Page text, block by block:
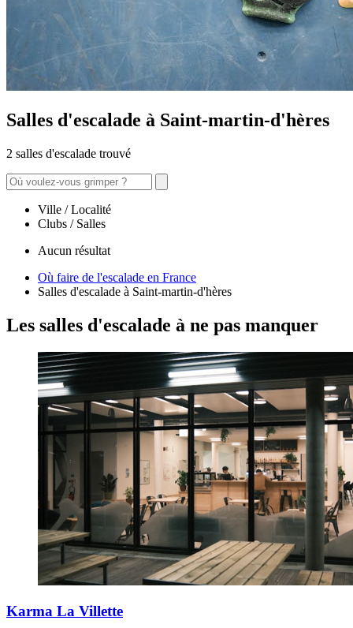
Salles d'escalade à Saint-martin-d'hères
2 salles d'escalade trouvé
Ville / Localité
Clubs / Salles
Aucun résultat
Où faire de l'escalade en France
Salles d'escalade à Saint-martin-d'hères
Les salles d'escalade à ne pas manquer
Karma La Villette